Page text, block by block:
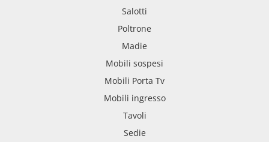
Salotti
Poltrone
Madie
Mobili sospesi
Mobili Porta Tv
Mobili ingresso
Tavoli
Sedie